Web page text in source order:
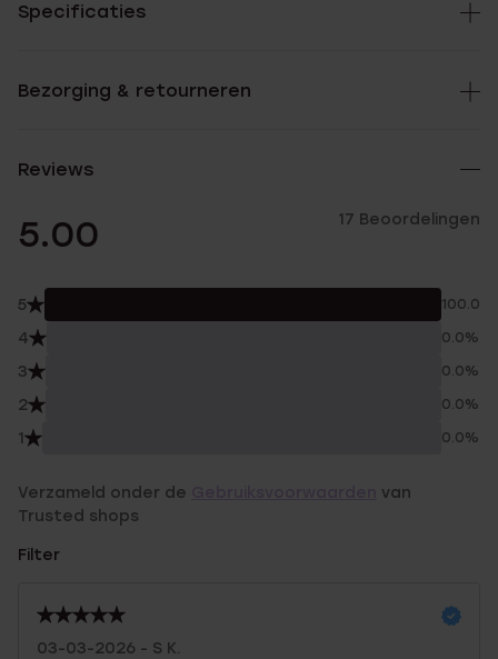
Specificaties
Bezorging & retourneren
Reviews
5.00 17 Beoordelingen
5 100.0%
4 0.0%
3 0.0%
2 0.0%
1 0.0%
Verzameld onder de
van
Trusted shops
Filter
03-03-2026 - S K.